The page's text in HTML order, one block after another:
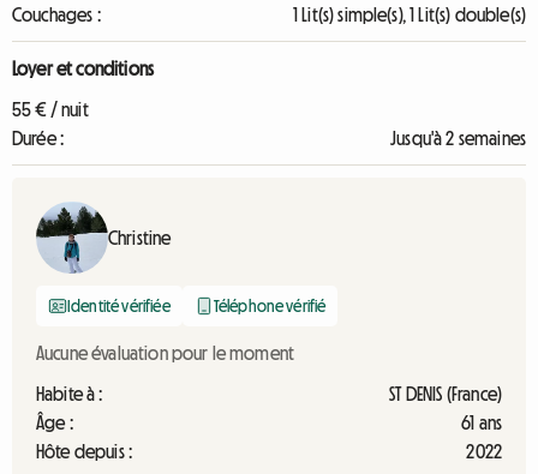
Couchages :
1 Lit(s) simple(s), 1 Lit(s) double(s)
Loyer et conditions
55 € / nuit
Durée :
Jusqu'à 2 semaines
Christine
Identité vérifiée Téléphone vérifié
Aucune évaluation pour le moment
Habite à :
ST DENIS (France)
Âge :
61 ans
Hôte depuis :
2022